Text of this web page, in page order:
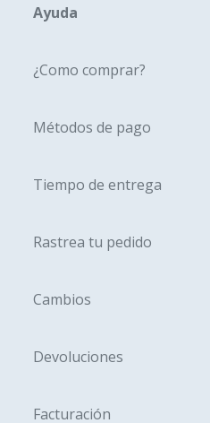
Ayuda
¿Como comprar?
Métodos de pago
Tiempo de entrega
Rastrea tu pedido
Cambios
Devoluciones
Facturación